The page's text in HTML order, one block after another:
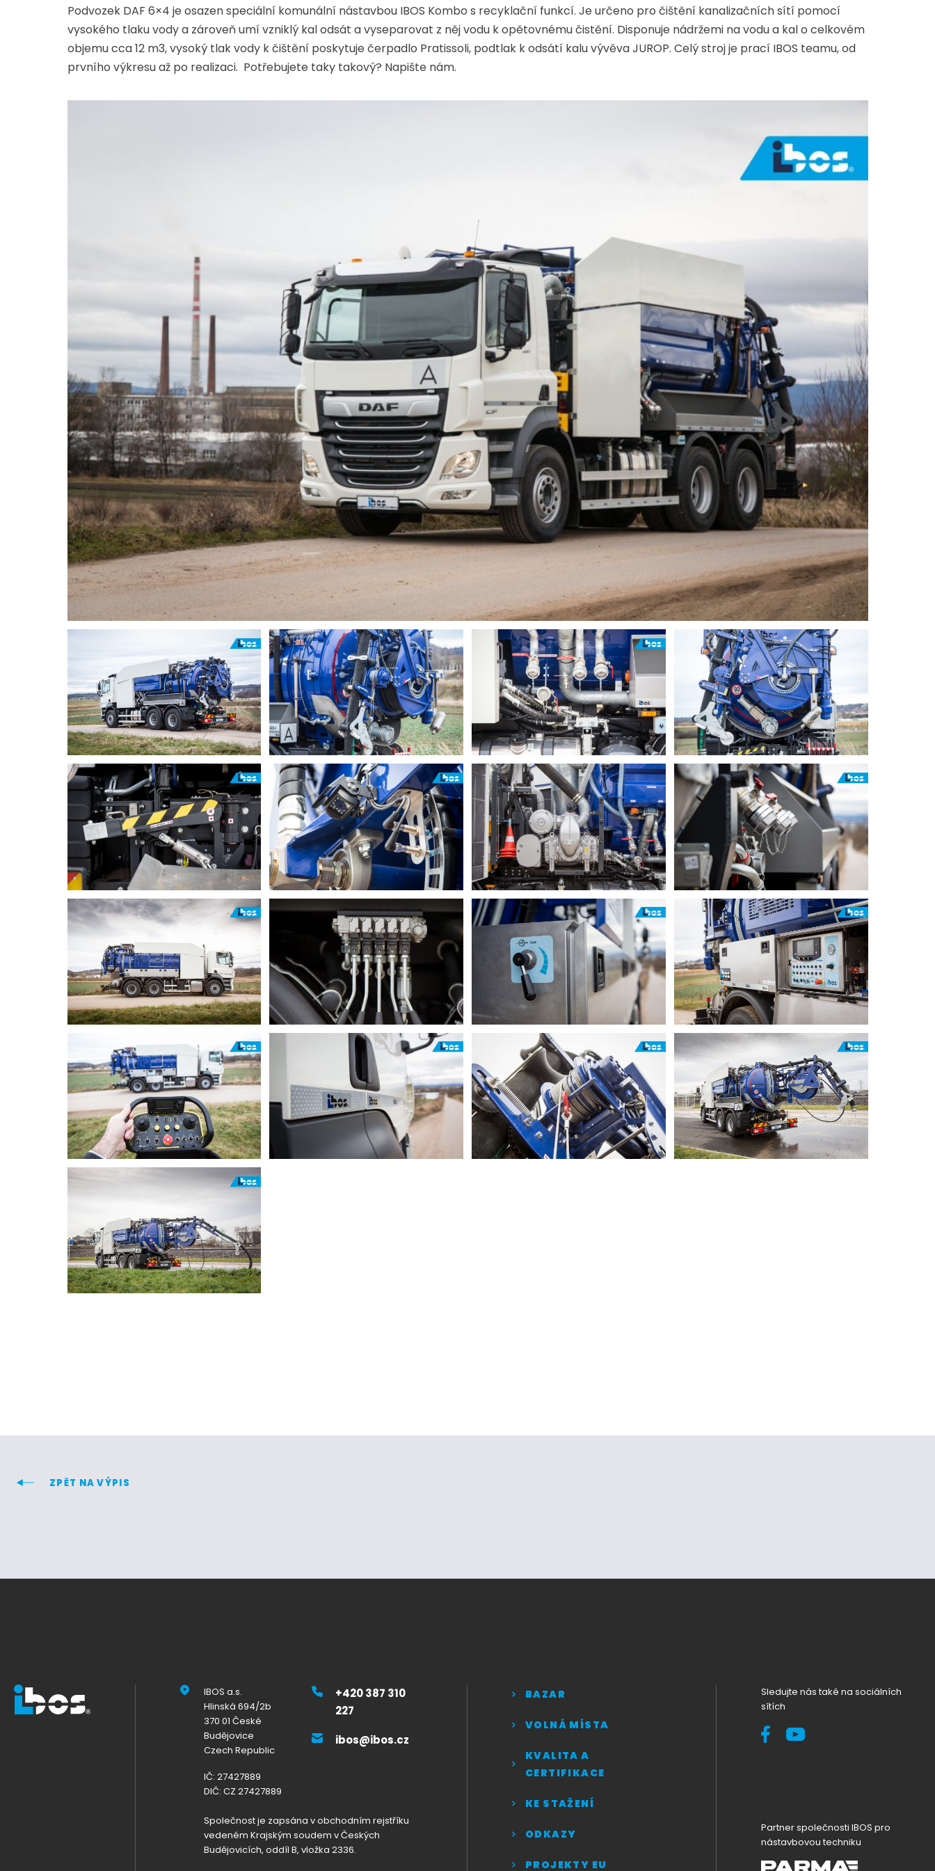
Podvozek DAF 6×4 je osazen speciální komunální nástavbou IBOS Kombo s recyklační funkcí. Je určeno pro čištění kanalizačních sítí pomocí
vysokého tlaku vody a zároveň umí vzniklý kal odsát a vyseparovat z něj vodu k opětovnému čistění. Disponuje nádržemi na vodu a kal o celkovém
objemu cca 12 m3, vysoký tlak vody k čištění poskytuje čerpadlo Pratissoli, podtlak k odsátí kalu vývěva JUROP. Celý stroj je prací IBOS teamu, od
prvního výkresu až po realizaci. Potřebujete taky takový? Napište nám.
ZPĚT NA VÝPIS
IBOS a.s.
Hlinská 694/2b
370 01 České
Budějovice
Czech Republic
+420 387 310
227
ibos@ibos.cz
IČ: 27427889
DIČ: CZ 27427889
Společnost je zapsána v obchodním rejstříku
vedeném Krajským soudem v Českých
Budějovicích, oddíl B, vložka 2336.
BAZAR
VOLNÁ MÍSTA
KVALITA A
CERTIFIKACE
KE STAŽENÍ
ODKAZY
PROJEKTY EU
Sledujte nás také na sociálních
sítích
Partner společnosti IBOS pro
nástavbovou techniku